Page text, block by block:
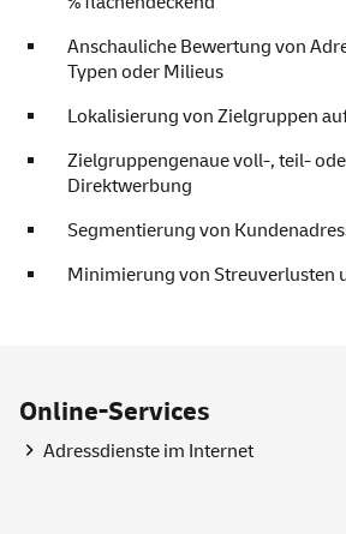
Anschauliche Bewertung von
Typen oder Milieus
Lokalisierung von Zielgruppen
Zielgruppengenaue voll-, teil-
Direktwerbung
Segmentierung von
Minimierung von Streuverlusten
Online-Services
Adressdienste im Internet